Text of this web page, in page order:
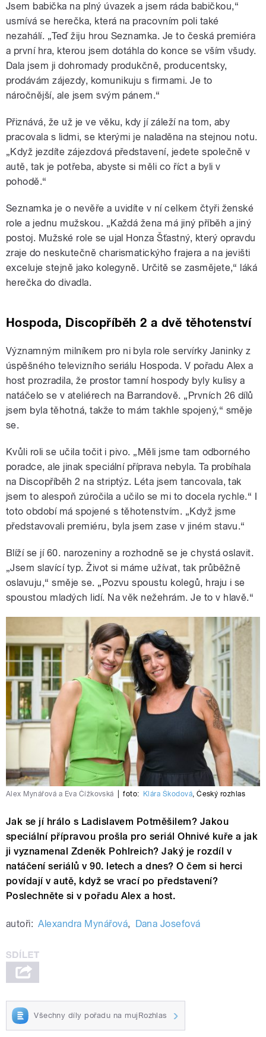
Jsem babička na plný úvazek a jsem ráda babičkou,“
usmívá se herečka, která na pracovním poli také
nezahálí. „Teď žiju hrou Seznamka. Je to česká premiéra
a první hra, kterou jsem dotáhla do konce se vším všudy.
Dala jsem ji dohromady produkčně, producentsky,
prodávám zájezdy, komunikuju s firmami. Je to
náročnější, ale jsem svým pánem.“
Přiznává, že už je ve věku, kdy jí záleží na tom, aby
pracovala s lidmi, se kterými je naladěna na stejnou notu.
„Když jezdíte zájezdová představení, jedete společně v
autě, tak je potřeba, abyste si měli co říct a byli v
pohodě.“
Seznamka je o nevěře a uvidíte v ní celkem čtyři ženské
role a jednu mužskou. „Každá žena má jiný příběh a jiný
postoj. Mužské role se ujal Honza Šťastný, který opravdu
zraje do neskutečně charismatickýho frajera a na jevišti
exceluje stejně jako kolegyně. Určitě se zasmějete,“ láká
herečka do divadla.
Hospoda, Discopříběh 2 a dvě těhotenství
Významným milníkem pro ni byla role servírky Janinky z
úspěšného televizního seriálu Hospoda. V pořadu Alex a
host prozradila, že prostor tamní hospody byly kulisy a
natáčelo se v ateliérech na Barrandově. „Prvních 26 dílů
jsem byla těhotná, takže to mám takhle spojený,“ směje
se.
Kvůli roli se učila točit i pivo. „Měli jsme tam odborného
poradce, ale jinak speciální příprava nebyla. Ta probíhala
na Discopříběh 2 na striptýz. Léta jsem tancovala, tak
jsem to alespoň zúročila a učilo se mi to docela rychle.“ I
toto období má spojené s těhotenstvím. „Když jsme
představovali premiéru, byla jsem zase v jiném stavu.“
Blíží se jí 60. narozeniny a rozhodně se je chystá oslavit.
„Jsem slavící typ. Život si máme užívat, tak průběžně
oslavuju,“ směje se. „Pozvu spoustu kolegů, hraju i se
spoustou mladých lidí. Na věk nežehrám. Je to v hlavě.“
Alex Mynářová a Eva Čížkovská foto: Klára Škodová,Český rozhlas
Jak se jí hrálo s Ladislavem Potměšilem? Jakou
speciální přípravou prošla pro seriál Ohnivé kuře a jak
ji vyznamenal Zdeněk Pohlreich? Jaký je rozdíl v
natáčení seriálů v 90. letech a dnes? O čem si herci
povídají v autě, když se vrací po představení?
Poslechněte si v pořadu Alex a host.
autoři: Alexandra Mynářová, Dana Josefová
Všechny díly pořadu na mujRozhlas